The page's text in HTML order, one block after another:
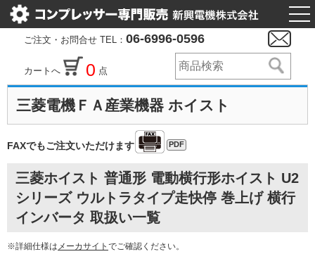
ご注文・お問合せ TEL： 06-6996-0596
カートへ 0 点
三菱電機ＦＡ産業機器 ホイスト
FAXでもご注文いただけます PDF
三菱ホイスト 普通形 電動横行形ホイスト U2
シリーズ ウルトラタイプ走快停 巻上げ 横行
インバータ 取扱い一覧
※詳細仕様は メーカサイト でご確認ください。